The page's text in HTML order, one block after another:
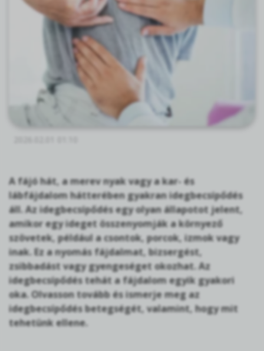
A fájó hát, a merev nyak vagy a kar- és
lábfájdalom hátterében gyakran idegbecsípődés
áll. Az idegbecsípődés egy olyan állapotot jelent,
amikor egy ideget összenyomják a környező
szövetek, például a csontok, porcok, izmok vagy
inak. Ez a nyomás fájdalmat, bizsergést,
zsibbadást vagy gyengeséget okozhat. Az
idegbecsípődés tehát a fájdalom egyik gyakori
oka. Olvasson tovább és ismerje meg az
idegbecsípődés betegségét, valamint, hogy mit
tehetünk ellene.